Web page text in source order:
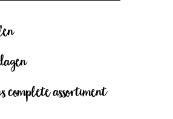
complete assortiment